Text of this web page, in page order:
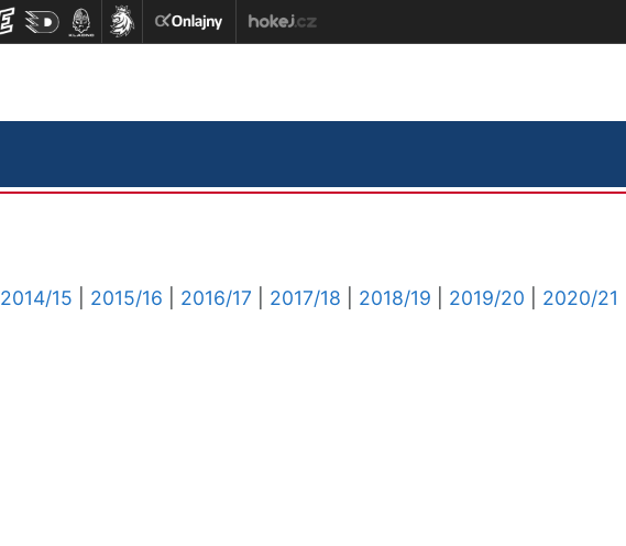
2014/15 2015/16 2016/17 2017/18 2018/19 2019/20
2020/21